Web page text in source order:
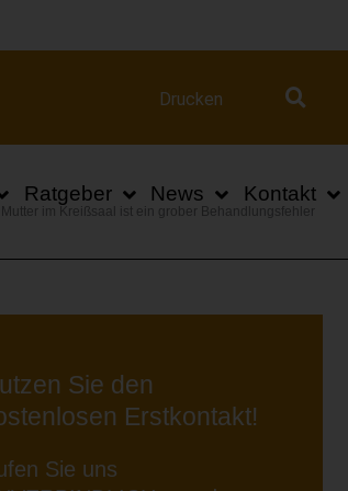
Drucken
Ratgeber News Kontakt
im Kreißsaal ist ein grober Behandlungsfehler
Sie den
Erstkontakt!
Sie uns
wird der Dialog geschlossen. Seine Funktionalität ist